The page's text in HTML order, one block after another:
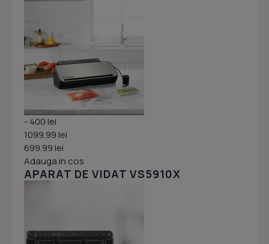
- 400 lei
1099.99 lei
699.99 lei
Adauga in cos
APARAT DE VIDAT VS5910X